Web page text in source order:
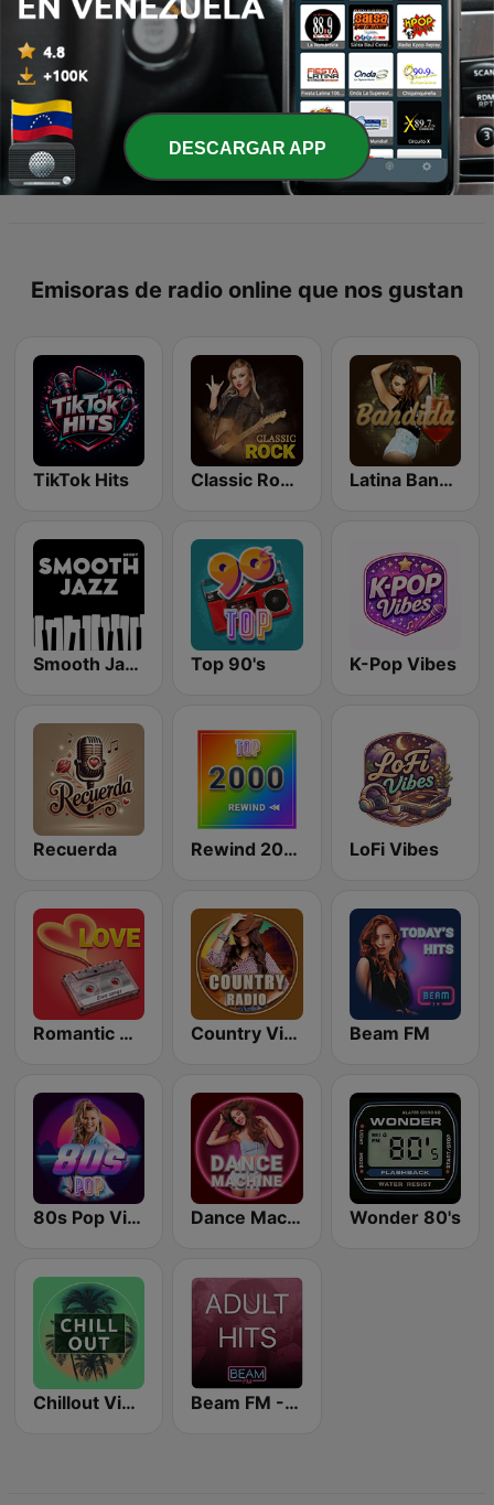
14
Emisoras de radio online que nos gustan
TikTok Hits Classic Rock Station Latina Bandida!
Smooth Jazz - Groov Top 90's K-Pop Vibes
Recuerda Rewind 2000's LoFi Vibes
Romantic Vibes Country Vibes Beam FM
80s Pop Vibes Dance Machine Wonder 80's
Chillout Vibes Beam FM - Adult Hits
DESCARGAR APP